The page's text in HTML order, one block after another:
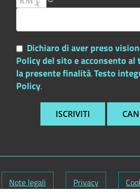
Dichiaro di aver preso
Policy del sito e acconsento
la presente finalità.Testo
Policy.
Note legali Privacy